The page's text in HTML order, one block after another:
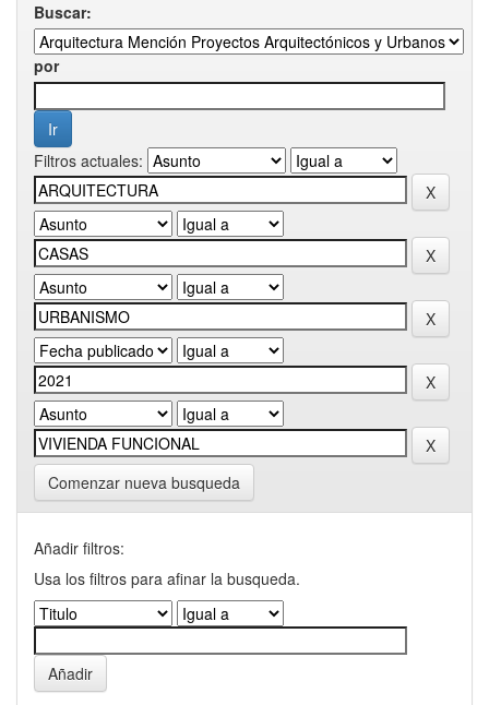
Buscar:
por
Filtros actuales:
Comenzar nueva busqueda
Añadir filtros:
Usa los filtros para afinar la busqueda.